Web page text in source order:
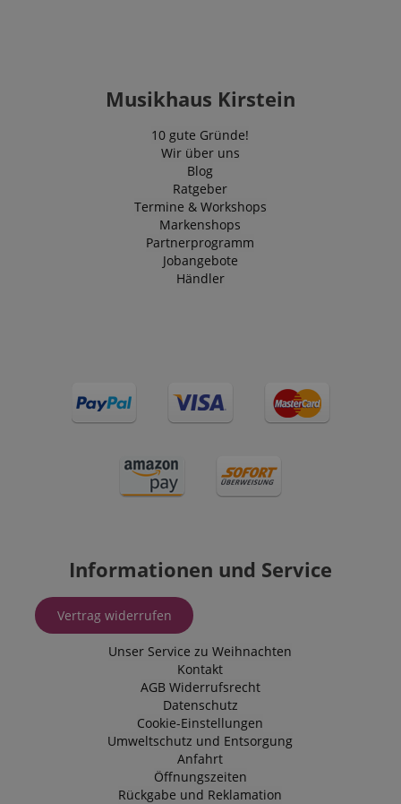
Musikhaus Kirstein
10 gute Gründe!
Wir über uns
Blog
Ratgeber
Termine & Workshops
Markenshops
Partnerprogramm
Jobangebote
Händler
Informationen und Service
Vertrag widerrufen
Unser Service zu Weihnachten
Kontakt
AGB Widerrufsrecht
Datenschutz
Cookie-Einstellungen
Umweltschutz und Entsorgung
Anfahrt
Öffnungszeiten
Rückgabe und Reklamation